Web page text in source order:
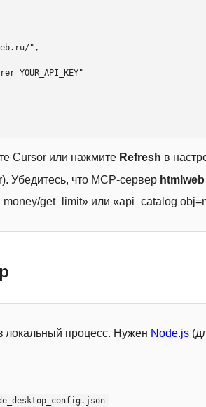
Cursor или нажмите Refresh в
Убедитесь, что MCP-сервер htmlweb
get_limit» или «api_catalog
локальный процесс. Нужен Node.js